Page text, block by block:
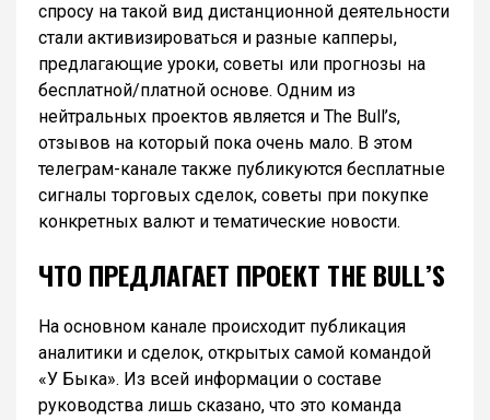
спросу на такой вид дистанционной деятельности
стали активизироваться и разные капперы,
предлагающие уроки, советы или прогнозы на
бесплатной/платной основе. Одним из
нейтральных проектов является и The Bull’s,
отзывов на который пока очень мало. В этом
телеграм-канале также публикуются бесплатные
сигналы торговых сделок, советы при покупке
конкретных валют и тематические новости.
ЧТО ПРЕДЛАГАЕТ ПРОЕКТ THE BULL’S
На основном канале происходит публикация
аналитики и сделок, открытых самой командой
«У Быка». Из всей информации о составе
руководства лишь сказано, что это команда